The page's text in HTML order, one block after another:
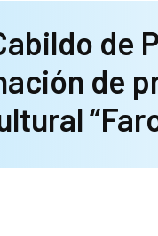
de
de